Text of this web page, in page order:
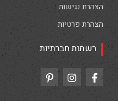
הצהרת נגישות
הצהרת פרטיות
רשתות חברתיות